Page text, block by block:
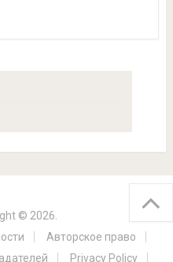
© 2026.
Авторское право
Privacy Policy